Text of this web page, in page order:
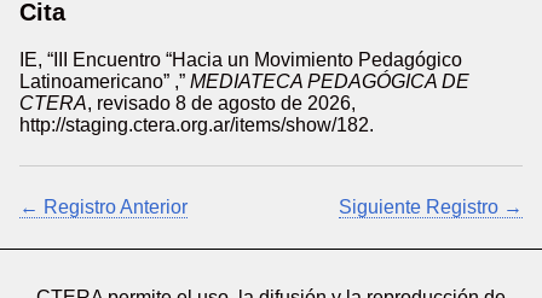
Cita
IE, “III Encuentro “Hacia un Movimiento Pedagógico
Latinoamericano” ,” MEDIATECA PEDAGÓGICA DE
CTERA, revisado 8 de agosto de 2026,
http://staging.ctera.org.ar/items/show/182.
← Registro Anterior Siguiente Registro →